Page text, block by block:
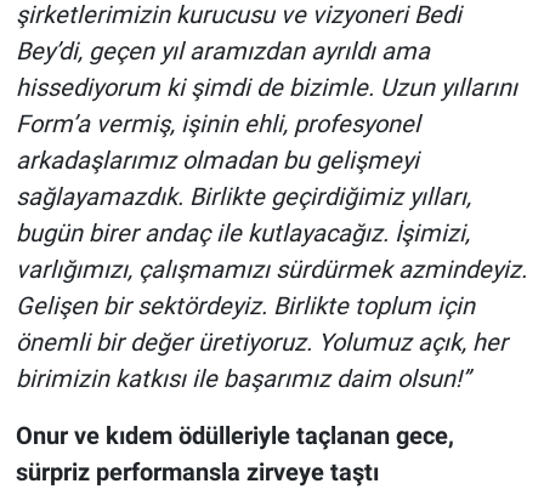
şirketlerimizin kurucusu ve vizyoneri Bedi
Bey’di, geçen yıl aramızdan ayrıldı ama
hissediyorum ki şimdi de bizimle. Uzun yıllarını
Form’a vermiş, işinin ehli, profesyonel
arkadaşlarımız olmadan bu gelişmeyi
sağlayamazdık. Birlikte geçirdiğimiz yılları,
bugün birer andaç ile kutlayacağız. İşimizi,
varlığımızı, çalışmamızı sürdürmek azmindeyiz.
Gelişen bir sektördeyiz. Birlikte toplum için
önemli bir değer üretiyoruz. Yolumuz açık, her
birimizin katkısı ile başarımız daim olsun!”
Onur ve kıdem ödülleriyle taçlanan gece,
sürpriz performansla zirveye taştı